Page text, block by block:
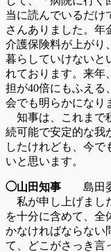
当に読んでいるだけ
さんありました。年
介護保険料が上がり
暮らしていけないと
れております。来年
担が40倍にもふえる
会でも明らかになり
知事は、これまで
続可能で安定的な我
したけれども、今で
いと思います。
◯山田知事 島田委
私が申し上げまし
を十分に含めて、全
かなければならない
て、どこがさっき言